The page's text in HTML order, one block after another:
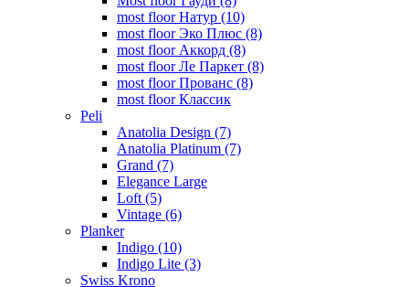
most floor Натур (10)
most floor Эко Плюс (8)
most floor Аккорд (8)
most floor Ле Паркет (8)
most floor Прованс (8)
most floor Классик
Peli
Anatolia Design (7)
Anatolia Platinum (7)
Grand (7)
Elegance Large
Loft (5)
Vintage (6)
Planker
Indigo (10)
Indigo Lite (3)
Swiss Krono